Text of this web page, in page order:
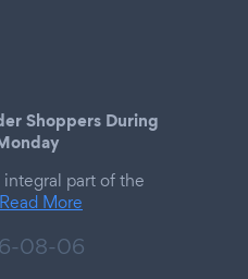
Shoppers During
part of the
Read More
08-06